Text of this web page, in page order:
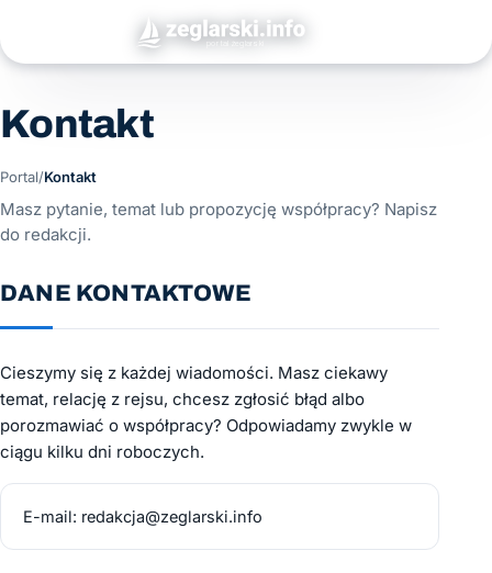
Kontakt
Portal/Kontakt
Masz pytanie, temat lub propozycję współpracy? Napisz
do redakcji.
DANE KONTAKTOWE
Cieszymy się z każdej wiadomości. Masz ciekawy
temat, relację z rejsu, chcesz zgłosić błąd albo
porozmawiać o współpracy? Odpowiadamy zwykle w
ciągu kilku dni roboczych.
E-mail: redakcja@zeglarski.info